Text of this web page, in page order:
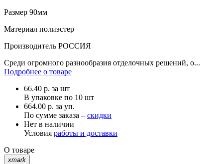
Размер 90мм
Материал полиэстер
Производитель РОССИЯ
Среди огромного разнообразия отделочных решений, о...
Подробнее о товаре
66.40 р. за шт
В упаковке по 10 шт
664.00 р. за уп.
По сумме заказа – скидки
Нет в наличии
Условия работы и доставки
О товаре
xmark